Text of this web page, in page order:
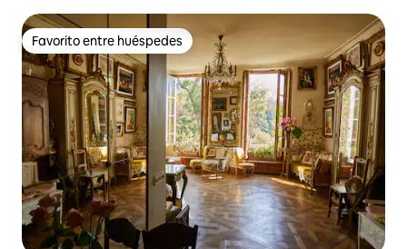
Favorito entre huéspedes
Favorito entre huéspedes